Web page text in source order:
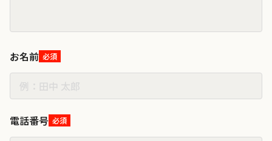
お名前 必須
電話番号 必須